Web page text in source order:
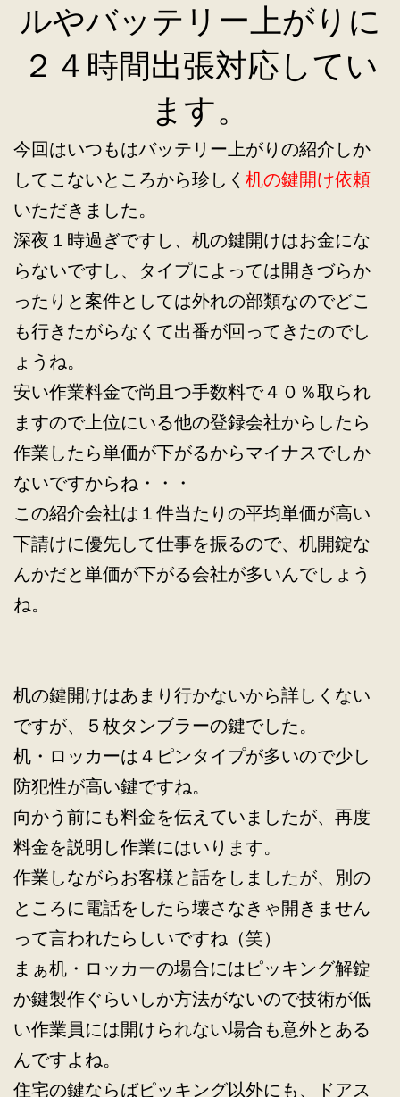
ルやバッテリー上がりに
２４時間出張対応してい
ます。
今回はいつもはバッテリー上がりの紹介しか
してこないところから珍しく 机の鍵開け依頼
いただきました。
深夜１時過ぎですし、机の鍵開けはお金にな
らないですし、タイプによっては開きづらか
ったりと案件としては外れの部類なのでどこ
も行きたがらなくて出番が回ってきたのでし
ょうね。
安い作業料金で尚且つ手数料で４０％取られ
ますので上位にいる他の登録会社からしたら
作業したら単価が下がるからマイナスでしか
ないですからね・・・
この紹介会社は１件当たりの平均単価が高い
下請けに優先して仕事を振るので、机開錠な
んかだと単価が下がる会社が多いんでしょう
ね。
机の鍵開けはあまり行かないから詳しくない
ですが、５枚タンブラーの鍵でした。
机・ロッカーは４ピンタイプが多いので少し
防犯性が高い鍵ですね。
向かう前にも料金を伝えていましたが、再度
料金を説明し作業にはいります。
作業しながらお客様と話をしましたが、別の
ところに電話をしたら壊さなきゃ開きません
って言われたらしいですね（笑）
まぁ机・ロッカーの場合にはピッキング解錠
か鍵製作ぐらいしか方法がないので技術が低
い作業員には開けられない場合も意外とある
んですよね。
住宅の鍵ならばピッキング以外にも、ドアス